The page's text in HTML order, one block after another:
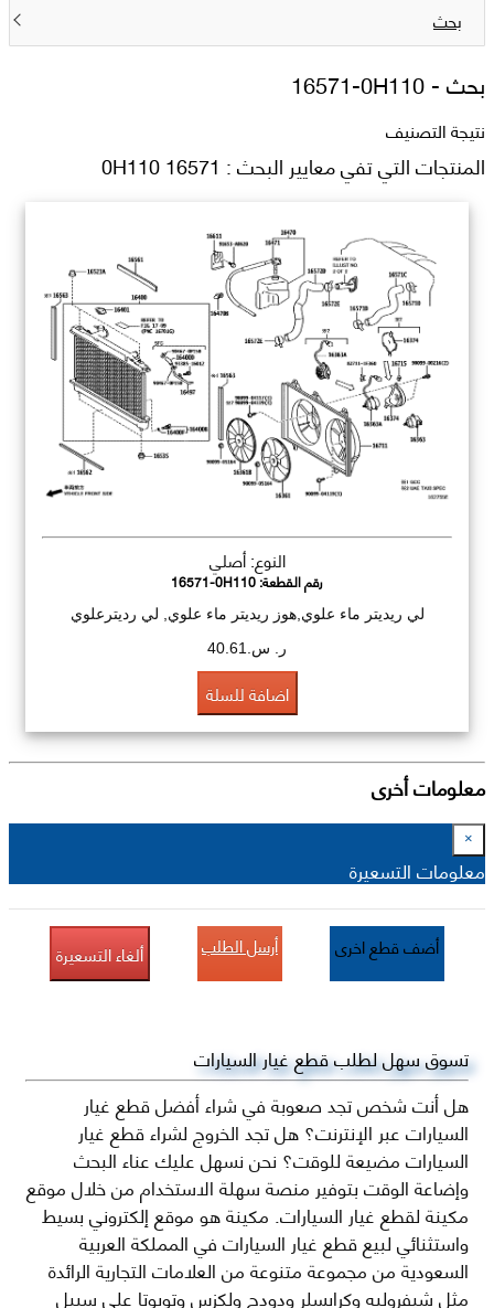
بحث
بحث -16571-0H110
نتيجة التصنيف
المنتجات التي تفي معايير البحث : 16571 0H110
النوع: أصلي
رقم القطعة:16571-0H110
لي ريديتر ماء علوي,هوز ريديتر ماء علوي, لي رديترعلوي
ر. س.40.61
اضافة للسلة
معلومات أخرى
×
معلومات التسعيرة
أضف قطع اخرى أرسل الطلب ألغاء التسعيرة
تسوق سهل لطلب قطع غيار السيارات
هل أنت شخص تجد صعوبة في شراء أفضل قطع غيار
السيارات عبر الإنترنت؟ هل تجد الخروج لشراء قطع غيار
السيارات مضيعة للوقت؟ نحن نسهل عليك عناء البحث
وإضاعة الوقت بتوفير منصة سهلة الاستخدام من خلال موقع
مكينة لقطع غيار السيارات. مكينة هو موقع إلكتروني بسيط
واستثنائي لبيع قطع غيار السيارات في المملكة العربية
السعودية من مجموعة متنوعة من العلامات التجارية الرائدة
مثل شيفروليه وكرايسلر ودودج ولكزس وتويوتا على سبيل